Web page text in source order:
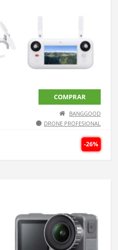
COMPRAR
BANGGOOD
DRONE PROFESIONAL
-26%